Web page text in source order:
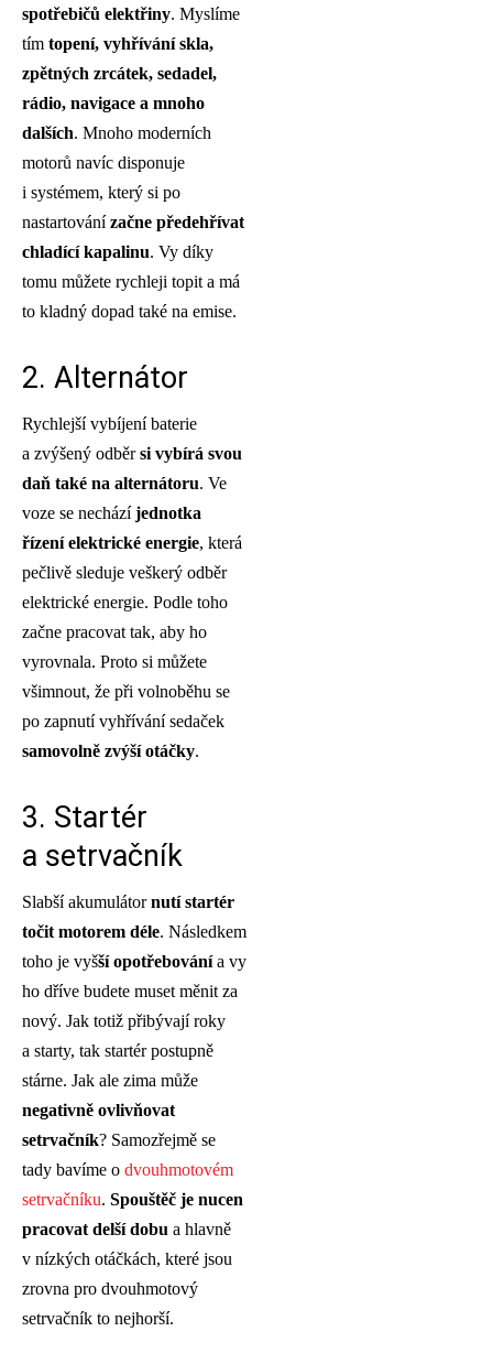
spotřebičů elektřiny. Myslíme
tím topení, vyhřívání skla,
zpětných zrcátek, sedadel,
rádio, navigace a mnoho
dalších. Mnoho moderních
motorů navíc disponuje
i systémem, který si po
nastartovánízačne předehřívat
chladící kapalinu. Vy díky
tomu můžete rychleji topit a má
to kladný dopad také na emise.
2. Alternátor
Rychlejší vybíjení baterie
a zvýšený odběrsi vybírá svou
daň také na alternátoru. Ve
voze se necházíjednotka
řízení elektrické energie, která
pečlivě sleduje veškerý odběr
elektrické energie. Podle toho
začne pracovat tak, aby ho
vyrovnala. Proto si můžete
všimnout, že při volnoběhu se
po zapnutí vyhřívání sedaček
samovolně zvýší otáčky.
3. Startér
a setrvačník
Slabší akumulátornutí startér
točit motorem déle. Následkem
toho je vyšší opotřebovánía vy
ho dříve budete muset měnit za
nový. Jak totiž přibývají roky
a starty, tak startér postupně
stárne. Jak ale zima může
negativně ovlivňovat
setrvačník? Samozřejmě se
tady bavíme o dvouhmotovém
setrvačníku. Spouštěč je nucen
pracovat delší dobu a hlavně
v nízkých otáčkách, které jsou
zrovna pro dvouhmotový
setrvačník to nejhorší.